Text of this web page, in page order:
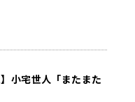
】小宅世人「またまた